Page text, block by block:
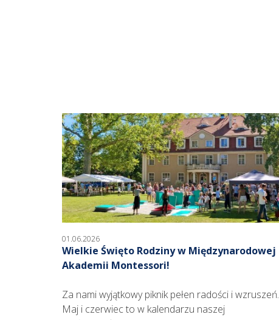
01.06.2026
Wielkie Święto Rodziny w Międzynarodowej
Akademii Montessori!
Za nami wyjątkowy piknik pełen radości i wzruszeń.
Maj i czerwiec to w kalendarzu naszej